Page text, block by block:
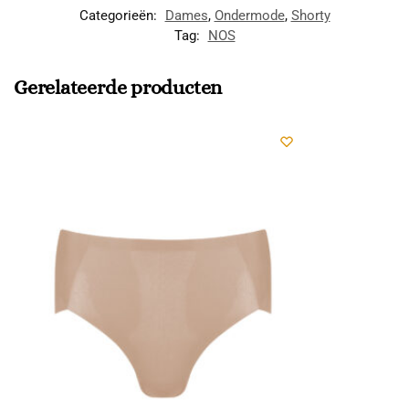
Categorieën:
Dames, Ondermode, Shorty
Tag:
NOS
Gerelateerde producten